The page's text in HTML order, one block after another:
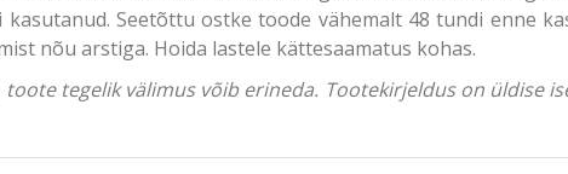
kasutanud. Seetõttu ostke toode vähemalt 48 tundi enne
nõu arstiga. Hoida lastele kättesaamatus kohas.
tegelik välimus võib erineda. Tootekirjeldus on üldise